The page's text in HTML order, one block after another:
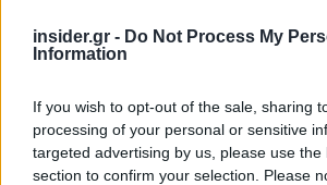
insider.gr - Do Not Process My
Information
If you wish to opt-out of the sale, sharing
processing of your personal or sensitive
targeted advertising by us, please use the
section to confirm your selection. Please
Τι είδους πληροφορίες θα
να δουν online όταν μεγαλώσουν;